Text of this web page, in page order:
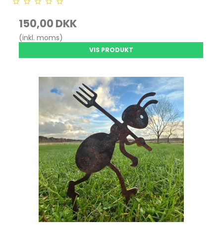
150,00 DKK
(inkl. moms)
VIS PRODUKT